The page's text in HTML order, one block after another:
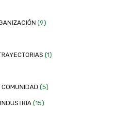
(9)
(1)
(5)
(15)